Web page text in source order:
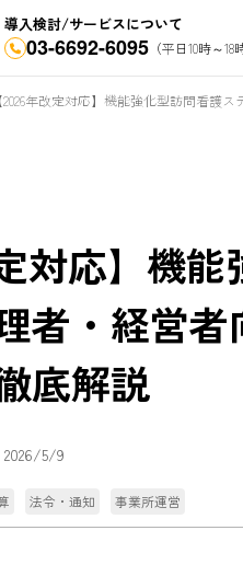
導入検討/サービスについて
03-6692-6095 （平日10時～18
【2026年改定対応】機能強化型訪問看護
定対応】機
者・経営
底解説
2026/5/9
法令・通知 事業所運営